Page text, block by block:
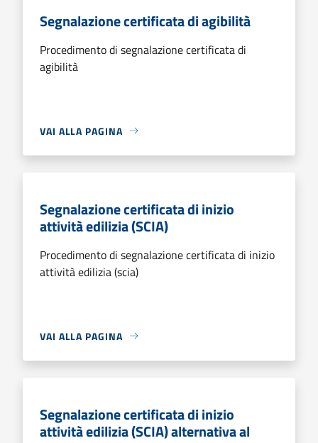
Segnalazione certificata di agibilità
Procedimento di segnalazione certificata di
agibilità
VAI ALLA PAGINA
Segnalazione certificata di inizio
attività edilizia (SCIA)
Procedimento di segnalazione certificata di inizio
attività edilizia (scia)
VAI ALLA PAGINA
Segnalazione certificata di inizio
attività edilizia (SCIA) alternativa al